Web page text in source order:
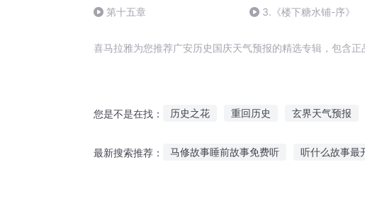
第十五章 3.《楼下糖水铺-序》
喜马拉雅为您推荐广安历史国庆天气预报的精选专辑，包含
您是不是在找： 历史之花 重回历史 玄界天气预报
最新搜索推荐： 马修故事睡前故事免费听 听什么故事最